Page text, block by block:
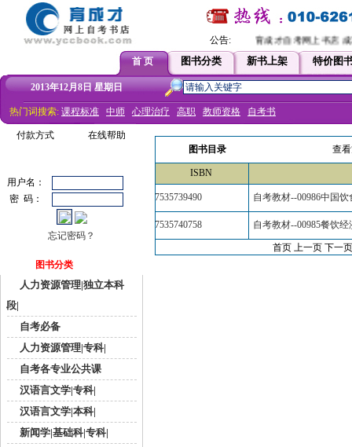
公告:
育成才自考网上书店 成
首 页
图书分类 新书上架 特价图
2013年12月8日 星期日
热门词搜索: 课程标准 中师 心理治疗 高职 教师资格 自考书
付款方式 在线帮助
用户名：
密 码：
忘记密码？
图书分类
人力资源管理|独立本科
段|
自考必备
人力资源管理|专科|
自考各专业公共课
汉语言文学|专科|
汉语言文学|本科|
新闻学|基础科|专科|
图书目录 查
ISBN
7535739490 自考教材--00986中国
7535740758 自考教材--00985餐饮
首页 上一页 下一